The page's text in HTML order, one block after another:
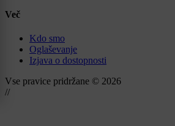
Več
Kdo smo
Oglaševanje
Izjava o dostopnosti
Vse pravice pridržane © 2026
//